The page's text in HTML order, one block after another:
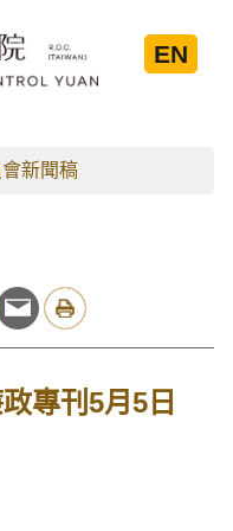
EN
新聞稿
專刊5月5日